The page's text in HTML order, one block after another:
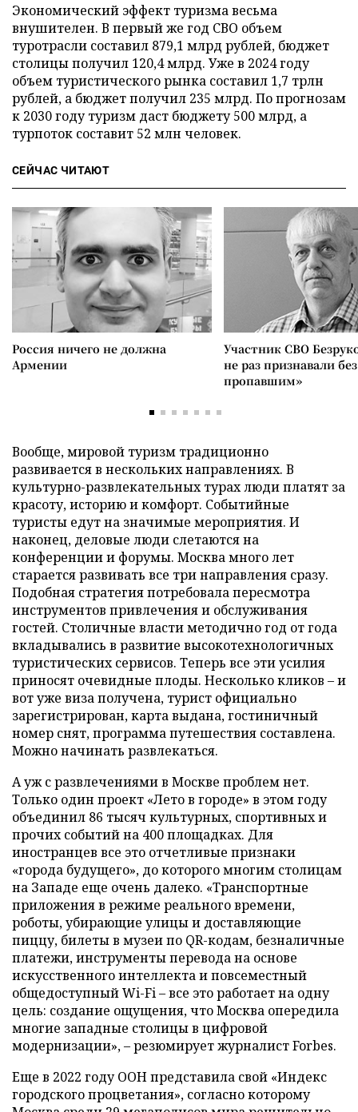
Экономический эффект туризма весьма
внушителен. В первый же год СВО объем
туротрасли составил 879,1 млрд рублей, бюджет
столицы получил 120,4 млрд. Уже в 2024 году
объем туристического рынка составил 1,7 трлн
рублей, а бюджет получил 235 млрд. По прогнозам
к 2030 году туризм даст бюджету 500 млрд, а
турпоток составит 52 млн человек.
СЕЙЧАС ЧИТАЮТ
Россия ничего не должна
Армении
Участник СВО
не раз признавали
пропавшим»
Вообще, мировой туризм традиционно
развивается в нескольких направлениях. В
культурно-развлекательных турах люди платят за
красоту, историю и комфорт. Событийные
туристы едут на значимые мероприятия. И
наконец, деловые люди слетаются на
конференции и форумы. Москва много лет
старается развивать все три направления сразу.
Подобная стратегия потребовала пересмотра
инструментов привлечения и обслуживания
гостей. Столичные власти методично год от года
вкладывались в развитие высокотехнологичных
туристических сервисов. Теперь все эти усилия
приносят очевидные плоды. Несколько кликов – и
вот уже виза получена, турист официально
зарегистрирован, карта выдана, гостиничный
номер снят, программа путешествия составлена.
Можно начинать развлекаться.
А уж с развлечениями в Москве проблем нет.
Только один проект «Лето в городе» в этом году
объединил 86 тысяч культурных, спортивных и
прочих событий на 400 площадках. Для
иностранцев все это отчетливые признаки
«города будущего», до которого многим столицам
на Западе еще очень далеко. «Транспортные
приложения в режиме реального времени,
роботы, убирающие улицы и доставляющие
пиццу, билеты в музеи по QR-кодам, безналичные
платежи, инструменты перевода на основе
искусственного интеллекта и повсеместный
общедоступный Wi-Fi – все это работает на одну
цель: создание ощущения, что Москва опередила
многие западные столицы в цифровой
модернизации», – резюмирует журналист Forbes.
Еще в 2022 году ООН представила свой «Индекс
городского процветания», согласно которому